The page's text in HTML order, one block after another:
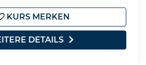
KURS MERKEN
DETAILS